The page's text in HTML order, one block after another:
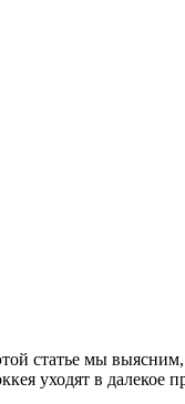
статье мы выясним,
уходят в